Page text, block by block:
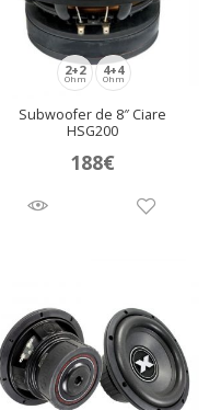
2+2
Ohm
4+4
Ohm
Subwoofer de 8″ Ciare
HSG200
188€